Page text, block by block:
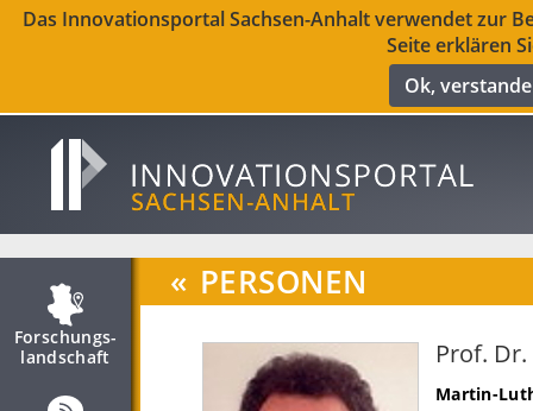
Das Innovationsportal Sachsen-Anhalt verwendet zur
Seite erklären
Ok,
Forschungs­
landschaft
« PERSONEN
Prof.
Martin-